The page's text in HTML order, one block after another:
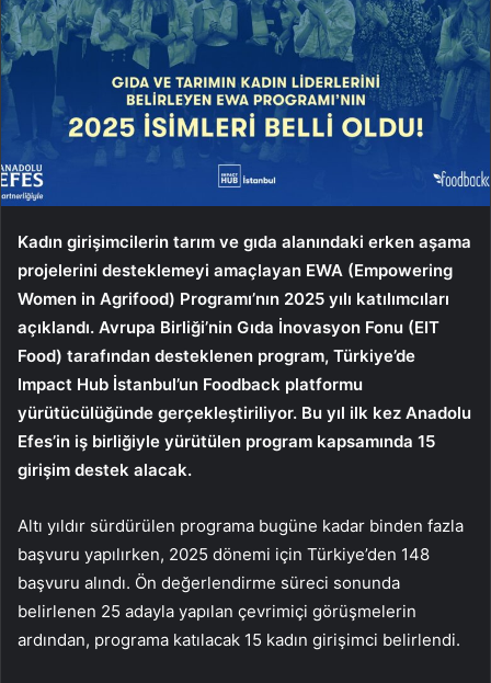
Kadın girişimcilerin tarım ve gıda alanındaki erken aşama
projelerini desteklemeyi amaçlayan EWA (Empowering
Women in Agrifood) Programı’nın 2025 yılı katılımcıları
açıklandı. Avrupa Birliği’nin Gıda İnovasyon Fonu (EIT
Food) tarafından desteklenen program, Türkiye’de
Impact Hub İstanbul’un Foodback platformu
yürütücülüğünde gerçekleştiriliyor. Bu yıl ilk kez Anadolu
Efes’in iş birliğiyle yürütülen program kapsamında 15
girişim destek alacak.
Altı yıldır sürdürülen programa bugüne kadar binden fazla
başvuru yapılırken, 2025 dönemi için Türkiye’den 148
başvuru alındı. Ön değerlendirme süreci sonunda
belirlenen 25 adayla yapılan çevrimiçi görüşmelerin
ardından, programa katılacak 15 kadın girişimci belirlendi.